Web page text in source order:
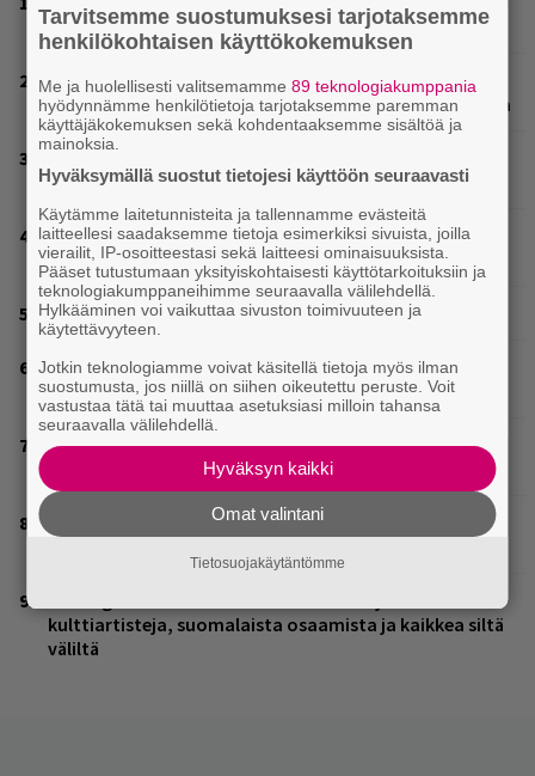
uutuusalbumi om mammuttimainen kokonaisuus
Laittomasta graffitista kiinni jäänyt Paavo Arhinmäki
jälleen spraypullo kädessä – näitä puolueita ei kiinnosta
Weezer palaa Suomeen yli neljännesvuosisadan
odotuksen jälkeen
Tampereella sunnuntaina superpäivä – nämä artistit
mukana
Mainioita uutisia Remu Aaltosen faneille
Mainio ohjelmatoimisto juhlii Helsingissä 10-vuotista
taivaltaan – ilmaistapahtumassa loistoesiintyjät
Valtava Yle 100 vuotta -tapahtuma Veikkaus Arenalla
syyskuussa – muista myös metalliklassikot-konsertti
Kent mainittu, ja syystä: kovassa nosteessa olevan
kulttiartisteja, suomalaista osaamista ja kaikkea siltä
väliltä
Tarvitsemme suostumuksesi tarjotaksemme
henkilökohtaisen käyttökokemuksen
Me ja huolellisesti valitsemamme89 teknologiakumppania
hyödynnämme henkilötietoja tarjotaksemme paremman
käyttäjäkokemuksen sekä kohdentaaksemme sisältöä ja
mainoksia.
Hyväksymällä suostut tietojesi käyttöön seuraavasti
Käytämme laitetunnisteita ja tallennamme evästeitä
laitteellesi saadaksemme tietoja esimerkiksi sivuista, joilla
vierailit, IP-osoitteestasi sekä laitteesi ominaisuuksista.
Pääset tutustumaan yksityiskohtaisesti käyttötarkoituksiin ja
teknologiakumppaneihimme seuraavalla välilehdellä.
Hylkääminen voi vaikuttaa sivuston toimivuuteen ja
käytettävyyteen.
Jotkin teknologiamme voivat käsitellä tietoja myös ilman
suostumusta, jos niillä on siihen oikeutettu peruste. Voit
vastustaa tätä tai muuttaa asetuksiasi milloin tahansa
seuraavalla välilehdellä.
Hyväksyn kaikki
Omat valintani
Tietosuojakäytäntömme